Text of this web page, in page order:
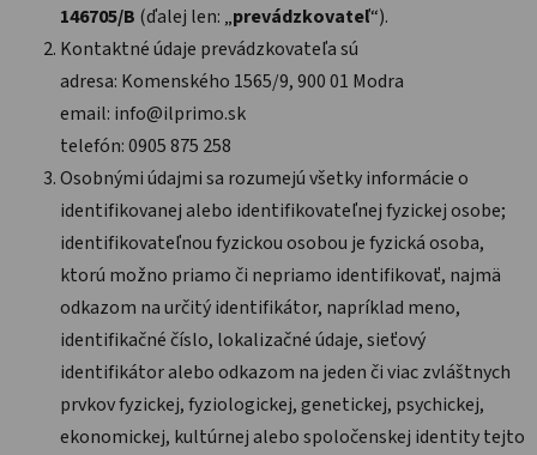
146705/B (ďalej len: „prevádzkovateľ“).
Kontaktné údaje prevádzkovateľa sú
adresa: Komenského 1565/9, 900 01 Modra
email: info@ilprimo.sk
telefón: 0905 875 258
Osobnými údajmi sa rozumejú všetky informácie o
identifikovanej alebo identifikovateľnej fyzickej osobe;
identifikovateľnou fyzickou osobou je fyzická osoba,
ktorú možno priamo či nepriamo identifikovať, najmä
odkazom na určitý identifikátor, napríklad meno,
identifikačné číslo, lokalizačné údaje, sieťový
identifikátor alebo odkazom na jeden či viac zvláštnych
prvkov fyzickej, fyziologickej, genetickej, psychickej,
ekonomickej, kultúrnej alebo spoločenskej identity tejto